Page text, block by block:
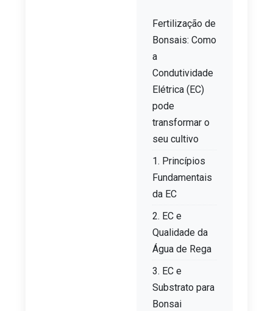
Fertilização de
Bonsais: Como
a
Condutividade
Elétrica (EC)
pode
transformar o
seu cultivo
1. Princípios
Fundamentais
da EC
2. EC e
Qualidade da
Água de Rega
3. EC e
Substrato para
Bonsai